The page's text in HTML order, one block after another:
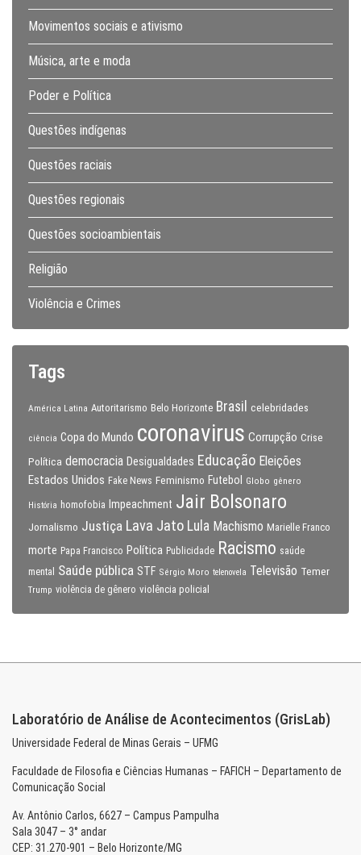
Movimentos sociais e ativismo
Música, arte e moda
Poder e Política
Questões indígenas
Questões raciais
Questões regionais
Questões socioambientais
Religião
Violência e Crimes
Tags
América Latina Autoritarismo Belo Horizonte Brasil celebridades
ciência Copa do Mundo coronavirus Corrupção Crise
Política democracia Desigualdades Educação Eleições
Estados Unidos Fake News Feminismo Futebol Globo gênero
História homofobia Impeachment Jair Bolsonaro
Jornalismo Justiça Lava Jato Lula Machismo Marielle Franco
morte Papa Francisco Política Publicidade Racismo saúde
mental
Saúde pública STF Sérgio Moro telenovela Televisão Temer
Trump violência de gênero violência policial
Laboratório de Análise de Acontecimentos (GrisLab)
Universidade Federal de Minas Gerais – UFMG
Faculdade de Filosofia e Ciências Humanas – FAFICH – Departamento de
Comunicação Social
Av. Antônio Carlos, 6627 – Campus Pampulha
Sala 3047 – 3° andar
CEP: 31.270-901 – Belo Horizonte/MG